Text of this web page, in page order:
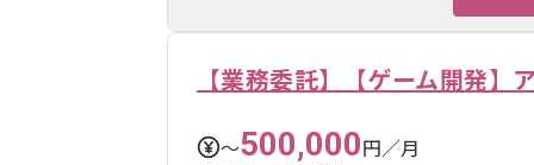
【業務委託】【ゲーム開発】
〜500,000円／月